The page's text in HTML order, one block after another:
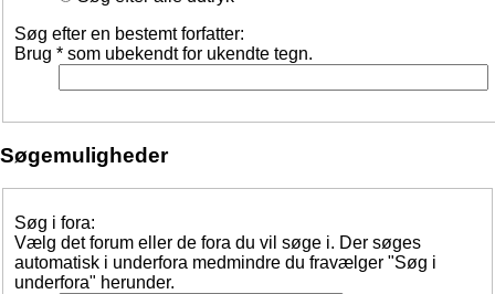
Søg efter en bestemt forfatter:
Brug * som ubekendt for ukendte tegn.
Søgemuligheder
Søg i fora:
Vælg det forum eller de fora du vil søge i. Der søges
automatisk i underfora medmindre du fravælger "Søg i
underfora" herunder.